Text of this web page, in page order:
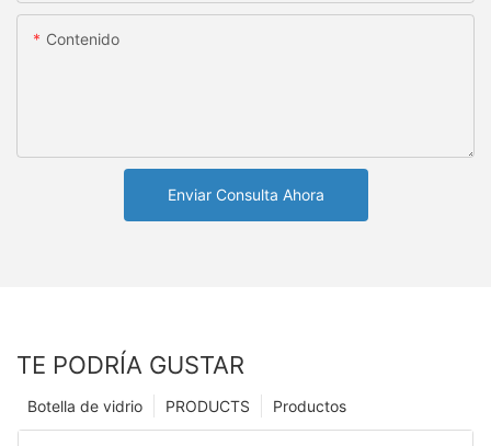
Contenido
Enviar Consulta Ahora
TE PODRÍA GUSTAR
Productos
PRODUCTS
Botella de vidrio